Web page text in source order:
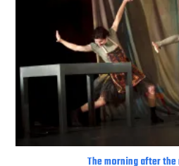
The morning after